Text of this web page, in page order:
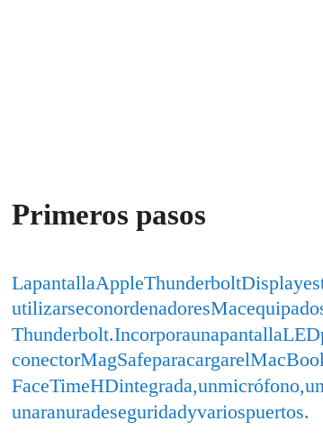
Primeros pasos
La pantalla Apple Thunderbolt Display
utilizarse con ordenadores Mac
Thunderbolt. Incorpora una pantalla
conector MagSafe para cargar el
FaceTime HD integrada, un micrófono,
una ranura de seguridad y varios puertos.